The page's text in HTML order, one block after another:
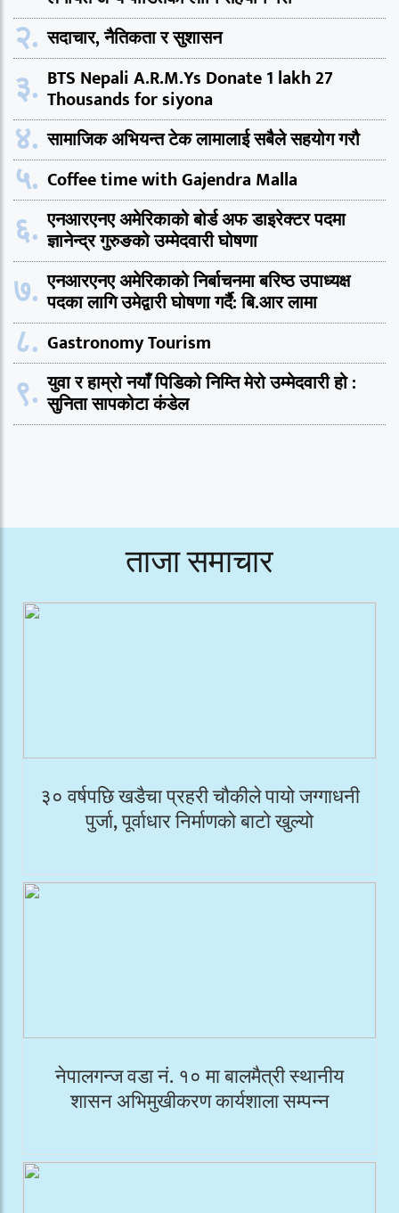
२. सदाचार, नैतिकता र सुशासन
३. BTS Nepali A.R.M.Ys Donate 1 lakh 27
Thousands for siyona
४. सामाजिक अभियन्त टेक लामालाई सबैले सहयोग गरौ
५. Coffee time with Gajendra Malla
६. एनआरएनए अमेरिकाको बोर्ड अफ डाइरेक्टर पदमा
ज्ञानेन्द्र गुरुङको उम्मेदवारी घोषणा
७. एनआरएनए अमेरिकाको निर्बाचनमा बरिष्ठ उपाध्यक्ष
पदका लागि उमेद्वारी घोषणा गर्दै: बि.आर लामा
८. Gastronomy Tourism
९. युवा र हाम्रो नयाँ पिडिको निम्ति मेरो उम्मेदवारी हो :
सुनिता सापकोटा कंडेल
ताजा समाचार
३० वर्षपछि खडैचा प्रहरी चौकीले पायो जग्गाधनी
पुर्जा, पूर्वाधार निर्माणको बाटो खुल्यो
नेपालगन्ज वडा नं. १० मा बालमैत्री स्थानीय
शासन अभिमुखीकरण कार्यशाला सम्पन्न